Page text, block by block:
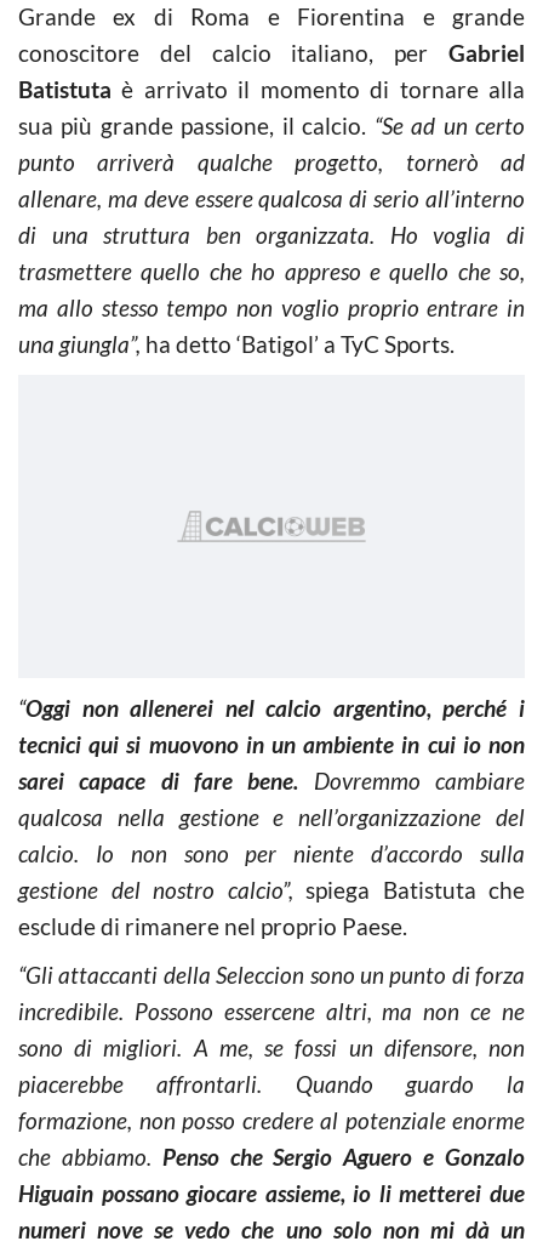
Grande ex di Roma e Fiorentina e grande
conoscitore del calcio italiano, per Gabriel
Batistuta è arrivato il momento di tornare alla
sua più grande passione, il calcio. “Se ad un certo
punto arriverà qualche progetto, tornerò ad
allenare, ma deve essere qualcosa di serio all’interno
di una struttura ben organizzata. Ho voglia di
trasmettere quello che ho appreso e quello che so,
ma allo stesso tempo non voglio proprio entrare in
una giungla”, ha detto ‘Batigol’ a TyC Sports.
“Oggi non allenerei nel calcio argentino, perché i
tecnici qui si muovono in un ambiente in cui io non
sarei capace di fare bene. Dovremmo cambiare
qualcosa nella gestione e nell’organizzazione del
calcio. Io non sono per niente d’accordo sulla
gestione del nostro calcio”, spiega Batistuta che
esclude di rimanere nel proprio Paese.
“Gli attaccanti della Seleccion sono un punto di forza
incredibile. Possono essercene altri, ma non ce ne
sono di migliori. A me, se fossi un difensore, non
piacerebbe affrontarli. Quando guardo la
formazione, non posso credere al potenziale enorme
che abbiamo. Penso che Sergio Aguero e Gonzalo
Higuain possano giocare assieme, io li metterei due
numeri nove se vedo che uno solo non mi dà un